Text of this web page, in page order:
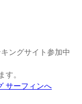
ングサイト参加中
す。